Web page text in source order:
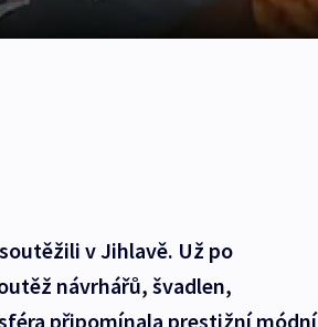
v Jihlavě. Už po
návrhářů, švadlen,
připomínala prestižní módní